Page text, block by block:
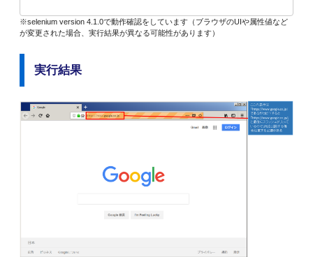
※selenium version 4.1.0で動作確認をしています（ブラウザのUIや属性値など
が変更された場合、実行結果が異なる可能性があります）
実行結果